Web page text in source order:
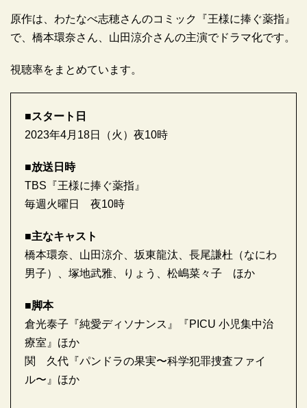
原作は、わたなべ志穂さんのコミック『王様に捧ぐ薬指』
で、橋本環奈さん、山田涼介さんの主演でドラマ化です。
視聴率をまとめています。
■スタート日
2023年4月18日（火）夜10時
■放送日時
TBS『王様に捧ぐ薬指』
毎週火曜日 夜10時
■主なキャスト
橋本環奈、山田涼介、坂東龍汰、長尾謙杜（なにわ
男子）、塚地武雅、りょう、松嶋菜々子 ほか
■脚本
倉光泰子『純愛ディソナンス』『PICU 小児集中治
療室』ほか
関 久代『パンドラの果実〜科学犯罪捜査ファイ
ル〜』ほか